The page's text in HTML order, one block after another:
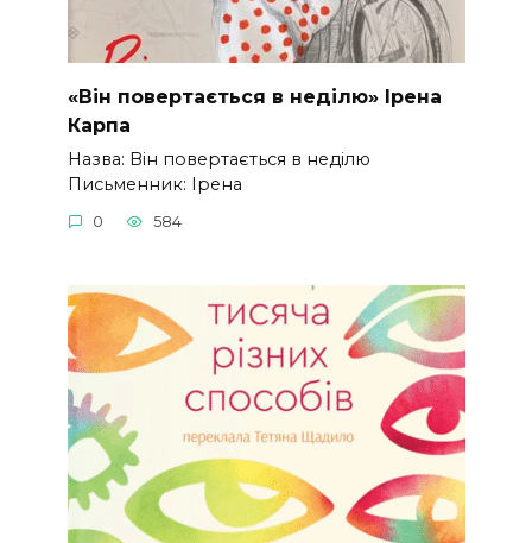
«Він повертається в неділю» Ірена
Карпа
Назва: Він повертається в неділю
Письменник: Ірена
0 584